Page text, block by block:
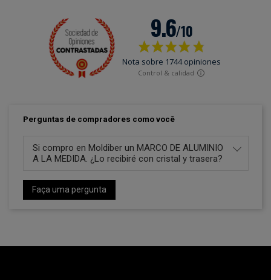
Perguntas de compradores como você
Si compro en Moldiber un MARCO DE ALUMINIO
A LA MEDIDA. ¿Lo recibiré con cristal y trasera?
Faça uma pergunta